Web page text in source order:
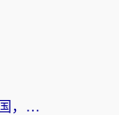
海外党必看：除了Surfshark翻墙回国，这些加速器选择技巧你真的懂吗？